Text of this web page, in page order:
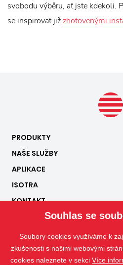
svobodu výběru, ať jste kdekoli.
se inspirovat již zhotovenými
PRODUKTY
NAŠE SLUŽBY
APLIKACE
ISOTRA
KONTAKT
Souhlas se
Soubory cookies využíváme k
zkušenosti s našimi webovými
cookies naleznete v sekci Více